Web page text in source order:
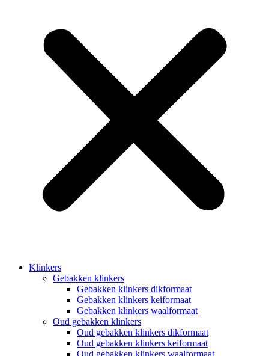
Klinkers
Gebakken klinkers
Gebakken klinkers dikformaat
Gebakken klinkers keiformaat
Gebakken klinkers waalformaat
Oud gebakken klinkers
Oud gebakken klinkers dikformaat
Oud gebakken klinkers keiformaat
Oud gebakken klinkers waalformaat